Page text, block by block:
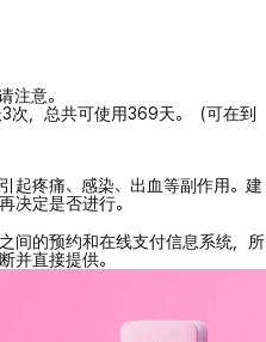
注意。
次，总共可使用369天。（可在到
起疼痛、感染、出血等副作用。建
决定是否进行。
间的预约和在线支付信息系统，所
并直接提供。